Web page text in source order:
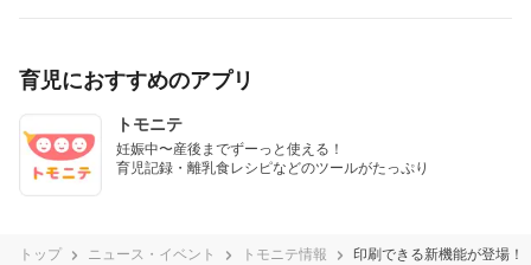
育児におすすめのアプリ
トモニテ
妊娠中〜産後までずーっと使える！
育児記録・離乳食レシピなどのツールがたっぷり
トップ ニュース・イベント トモニテ情報 印刷できる新機能が登場